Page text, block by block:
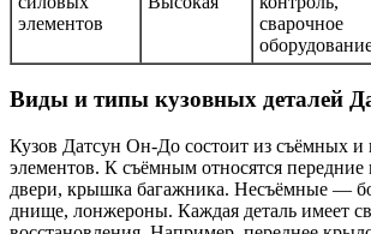
элементов
сварочное
Виды и типы кузовных деталей
Кузов Датсун Он-До состоит из съёмных и
элементов. К съёмным относятся передние
двери, крышка багажника. Несъёмные —
днище, лонжероны. Каждая деталь имеет